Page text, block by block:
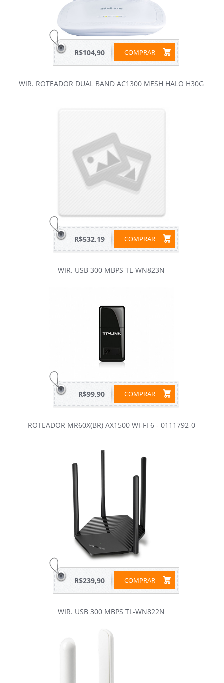
COMPRAR
R$104,90
WIR. ROTEADOR DUAL BAND AC1300 MESH HALO H30G
COMPRAR
R$532,19
WIR. USB 300 MBPS TL-WN823N
COMPRAR
R$99,90
ROTEADOR MR60X(BR) AX1500 WI-FI 6 - 0111792-0
COMPRAR
R$239,90
WIR. USB 300 MBPS TL-WN822N